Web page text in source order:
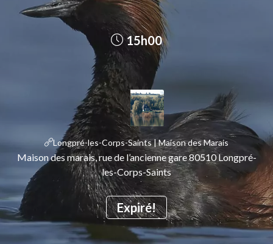
Expiré!
15h00
Longpré-les-Corps-Saints | Maison des Marais
Maison des marais, rue de l’ancienne gare 80510 Longpré-
les-Corps-Saints